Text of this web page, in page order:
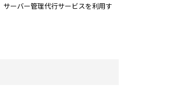
ーバー管理代行サービスを利用す